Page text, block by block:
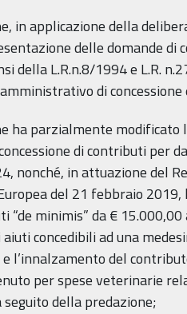
in applicazione della
delle domande di
della L.R.n.8/1994 e L.R.
di
ha parzialmente modificato
di contributi per
nonché, in attuazione del
del 21 febbraio
“de minimis” da €
concedibili ad una
l’innalzamento del
per spese veterinarie
della predazione;